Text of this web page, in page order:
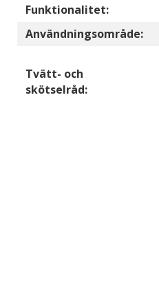
Funktionalitet:
Användningsområde:
Tvätt- och
skötselråd: